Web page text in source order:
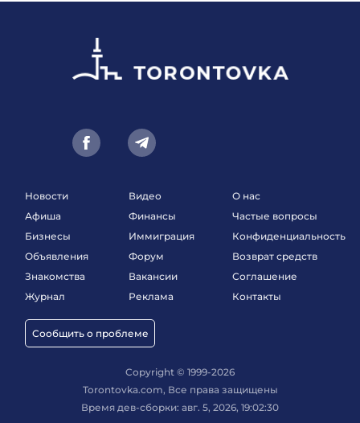
Новости
Афиша
Бизнесы
Объявления
Знакомства
Журнал
Сообщить о проблеме
Видео
Финансы
Иммиграция
Форум
Вакансии
Реклама
О нас
Частые вопросы
Конфиденциальность
Возврат средств
Соглашение
Контакты
Copyright © 1999-2026
Torontovka.com, Все права защищены
Время дев-сборки: авг. 5, 2026, 19:02:30